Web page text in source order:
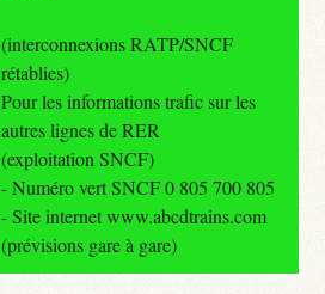
(interconnexions RATP/SNCF
rétablies)
Pour les informations trafic sur les
autres lignes de RER
(exploitation SNCF)
- Numéro vert SNCF 0 805 700 805
- Site internet www.abcdtrains.com
(prévisions gare à gare)